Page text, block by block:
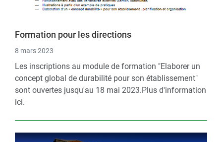
Formation pour les directions
8 mars 2023
Les inscriptions au module de formation "Elaborer un
concept global de durabilité pour son établissement"
sont ouvertes jusqu'au 18 mai 2023.Plus d'information
ici.